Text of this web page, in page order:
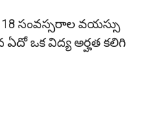
సంవస్సరాల వయస్సు
ఒక విద్య అర్హత కలిగి